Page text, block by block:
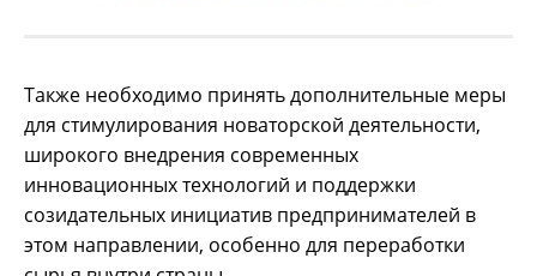
Также необходимо принять дополнительные меры
для стимулирования новаторской деятельности,
широкого внедрения современных
инновационных технологий и поддержки
созидательных инициатив предпринимателей в
этом направлении, особенно для переработки